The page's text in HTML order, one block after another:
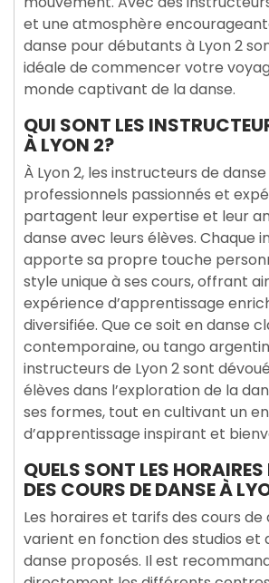
et une atmosphère
danse pour débutants à Lyon 2
idéale de commencer votre
monde captivant de la danse.
QUI SONT LES
À LYON 2?
À Lyon 2, les instructeurs de
professionnels passionnés et
partagent leur expertise et leur
danse avec leurs élèves. Chaque
apporte sa propre touche
style unique à ses cours, offrant
expérience d’apprentissage
diversifiée. Que ce soit en danse
contemporaine, ou tango
instructeurs de Lyon 2 sont
élèves dans l’exploration de la
ses formes, tout en cultivant un
d’apprentissage inspirant et
QUELS SONT LES
DES COURS DE DANSE À
Les horaires et tarifs des cours de
varient en fonction des studios et
danse proposés. Il est